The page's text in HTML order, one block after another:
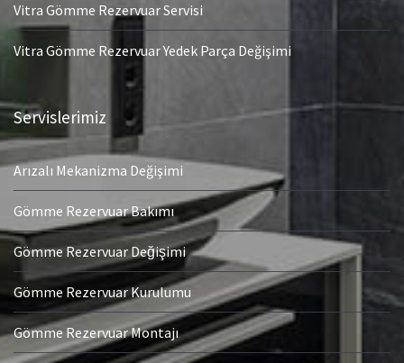
Vitra Gömme Rezervuar Servisi
Vitra Gömme Rezervuar Yedek Parça Değişimi
Servislerimiz
Arızalı Mekanizma Değişimi
Gömme Rezervuar Bakımı
Gömme Rezervuar Değişimi
Gömme Rezervuar Kurulumu
Gömme Rezervuar Montajı